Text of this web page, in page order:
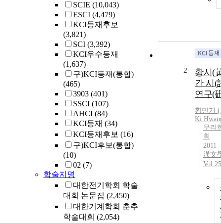
SCIE (10,043)
ESCI (4,479)
KCI등재후보
(3,821)
SCI (3,392)
KCI우수등재
(1,637)
구)KCI등재(통합)
(465)
3903 (401)
SSCI (107)
AHCI (84)
KCI등재 (34)
KCI등재후보 (16)
구)KCI후보(통합)
(10)
02 (7)
학술지명
대한전기학회 학술
대회 논문집 (2,450)
대한기계학회 춘추
학술대회 (2,054)
2
황시(
간 시(
연구(
황만기 (
Ki
우리
회
2011
漢文